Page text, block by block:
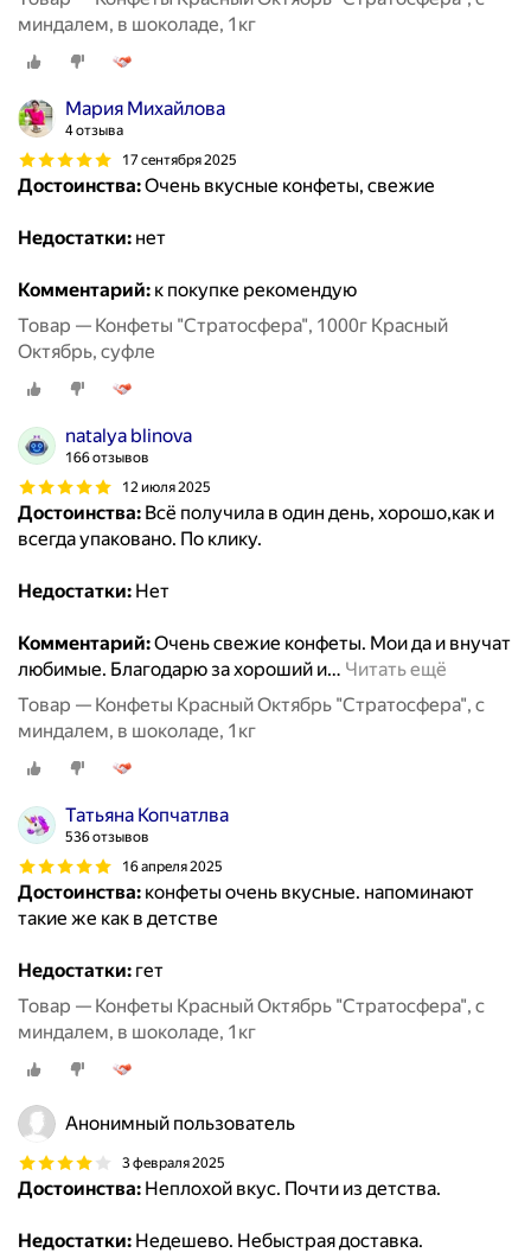
миндалем, в шоколаде, 1кг
Мария Михайлова
4 отзыва
17 сентября 2025
Достоинства:Очень вкусные конфеты, свежие
Недостатки: нет
Комментарий: к покупке рекомендую
Товар — Конфеты "Стратосфера", 1000г Красный
Октябрь, суфле
natalya blinova
166 отзывов
12 июля 2025
Достоинства: Всё получила в один день, хорошо,как и
всегда упаковано. По клику.
Недостатки: Нет
Комментарий:Очень свежие конфеты. Мои да и внучат
любимые. Благодарю за хороший и… Читать ещё
Товар — Конфеты Красный Октябрь "Стратосфера", с
миндалем, в шоколаде, 1кг
Татьяна Копчатлва
536 отзывов
16 апреля 2025
Достоинства: конфеты очень вкусные. напоминают
такие же как в детстве
Недостатки: гет
Товар — Конфеты Красный Октябрь "Стратосфера", с
миндалем, в шоколаде, 1кг
Анонимный пользователь
3 февраля 2025
Достоинства: Неплохой вкус. Почти из детства.
Недостатки: Недешево. Небыстрая доставка.